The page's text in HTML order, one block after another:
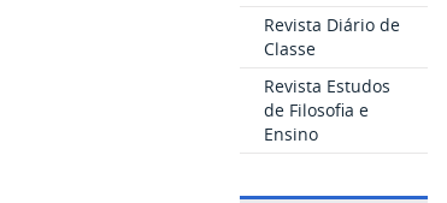
Revista Diário de
Classe
Revista Estudos
de Filosofia e
Ensino